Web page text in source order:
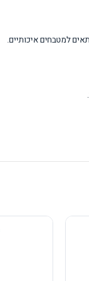
למטבחים איכותיים.